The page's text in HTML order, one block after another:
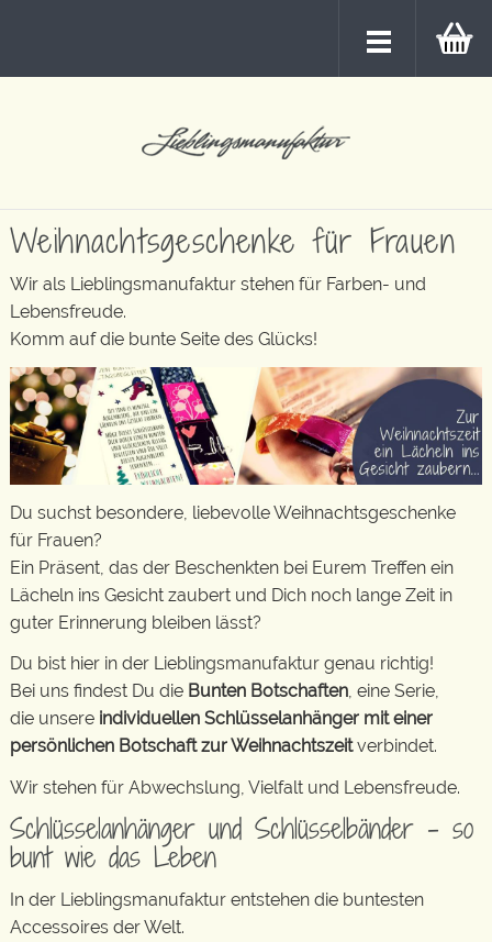
Weihnachtsgeschenke für Frauen
Wir als Lieblingsmanufaktur stehen für Farben- und
Lebensfreude.
Komm auf die bunte Seite des Glücks!
Du suchst besondere, liebevolle Weihnachtsgeschenke
für Frauen?
Ein Präsent, das der Beschenkten bei Eurem Treffen ein
Lächeln ins Gesicht zaubert und Dich noch lange Zeit in
guter Erinnerung bleiben lässt?
Du bist hier in der Lieblingsmanufaktur genau richtig!
Bei uns findest Du die Bunten Botschaften, eine Serie,
die unsere individuellen Schlüsselanhänger mit einer
persönlichen Botschaft zur Weihnachtszeitverbindet.
Wir stehen für Abwechslung, Vielfalt und Lebensfreude.
Schlüsselanhänger und Schlüsselbänder – so
bunt wie das Leben
In der Lieblingsmanufaktur entstehen die buntesten
Accessoires der Welt.